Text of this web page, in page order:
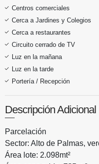
Centros comerciales
Cerca a Jardines y Colegios
Cerca a restaurantes
Circuito cerrado de TV
Luz en la mañana
Luz en la tarde
Portería / Recepción
Descripción Adicional
Parcelación
Sector: Alto de Palmas,
Área lote: 2.098mt²